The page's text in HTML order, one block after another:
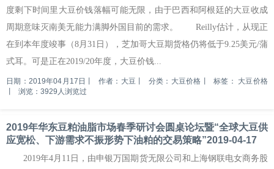
度剩下时间里大豆价钱落幅可能无限，由于巴西和阿根廷的大豆收成
周期意味灭南美无能力满脚外国目前的需求。 Reilly估计，从现正
在到本年度竣事（8月31日），芝加哥大豆期货格仍将低于9.25美元/蒲
式耳。可是正在2019/20年度，大豆价钱...
日期：2019年04月17日 作者：大豆 分类：大豆价格 标签： 大豆价格
浏览：3929人浏览过
2019年华东豆粕油脂市场春季研讨会圆桌论坛暨“全球大豆供
应宽松、下游需求不振形势下油粕的交易策略”2019-04-17
2019年4月11日，由申银万国期货无限公司和上海钢联电女商务股